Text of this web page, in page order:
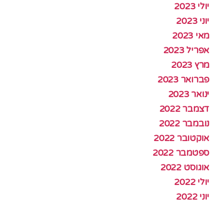
יולי 2023
יוני 2023
מאי 2023
אפריל 2023
מרץ 2023
פברואר 2023
ינואר 2023
דצמבר 2022
נובמבר 2022
אוקטובר 2022
ספטמבר 2022
אוגוסט 2022
יולי 2022
יוני 2022